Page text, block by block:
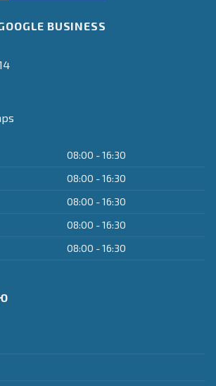
програмаBUSINESS
08:00 - 16:30
08:00 - 16:30
08:00 - 16:30
08:00 - 16:30
08:00 - 16:30